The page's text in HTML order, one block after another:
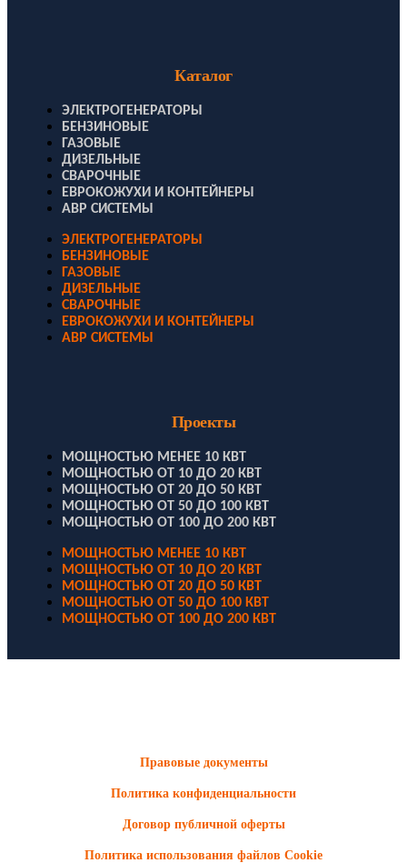
Каталог
ЭЛЕКТРОГЕНЕРАТОРЫ
БЕНЗИНОВЫЕ
ГАЗОВЫЕ
ДИЗЕЛЬНЫЕ
СВАРОЧНЫЕ
ЕВРОКОЖУХИ И КОНТЕЙНЕРЫ
АВР СИСТЕМЫ
ЭЛЕКТРОГЕНЕРАТОРЫ
БЕНЗИНОВЫЕ
ГАЗОВЫЕ
ДИЗЕЛЬНЫЕ
СВАРОЧНЫЕ
ЕВРОКОЖУХИ И КОНТЕЙНЕРЫ
АВР СИСТЕМЫ
Проекты
МОЩНОСТЬЮ МЕНЕЕ 10 КВТ
МОЩНОСТЬЮ ОТ 10 ДО 20 КВТ
МОЩНОСТЬЮ ОТ 20 ДО 50 КВТ
МОЩНОСТЬЮ ОТ 50 ДО 100 КВТ
МОЩНОСТЬЮ ОТ 100 ДО 200 КВТ
МОЩНОСТЬЮ МЕНЕЕ 10 КВТ
МОЩНОСТЬЮ ОТ 10 ДО 20 КВТ
МОЩНОСТЬЮ ОТ 20 ДО 50 КВТ
МОЩНОСТЬЮ ОТ 50 ДО 100 КВТ
МОЩНОСТЬЮ ОТ 100 ДО 200 КВТ
Правовые документы
Политика конфиденциальности
Договор публичной оферты
Политика использования файлов Cookie